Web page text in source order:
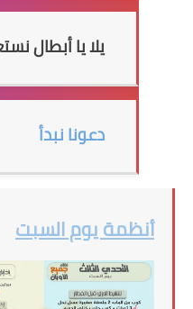
يلا يا أبطال
دعونا نبدأ
أنظمة يوم السبت